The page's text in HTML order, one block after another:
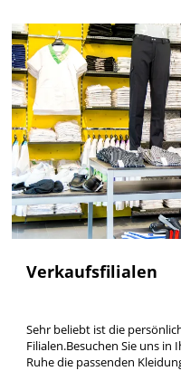
Verkaufsfilialen
Sehr beliebt ist die
Filialen.Besuchen Sie uns in
Ruhe die passenden